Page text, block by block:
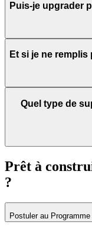
Puis-je upgrader
Et si je ne
Quel type de
Prêt à
?
Postuler au